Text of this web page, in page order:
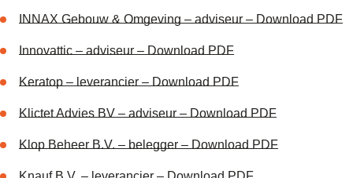
INNAX Gebouw & Omgeving – adviseur – Download PDF
Innovattic – adviseur – Download PDF
Keratop – leverancier – Download PDF
Klictet Advies BV – adviseur – Download PDF
Klop Beheer B.V. – belegger – Download PDF